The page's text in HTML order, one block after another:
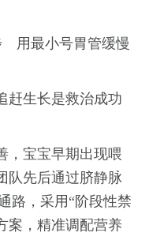
最小号胃管缓慢
生长是救治成功
宝宝早期出现喂
队先后通过脐静脉
路，采用“阶段性禁
案，精准调配营养